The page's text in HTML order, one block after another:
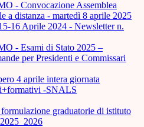
- Convocazione Assemblea
a distanza - martedì 8 aprile 2025
16 Aprile 2024 - Newsletter n.
- Esami di Stato 2025 –
per Presidenti e Commissari
4 aprile intera giornata
-SNALS
graduatorie di istituto